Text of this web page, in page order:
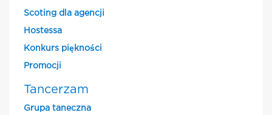
Scoting dla agencji
Hostessa
Konkurs piękności
Promocji
Tancerzam
Grupa taneczna